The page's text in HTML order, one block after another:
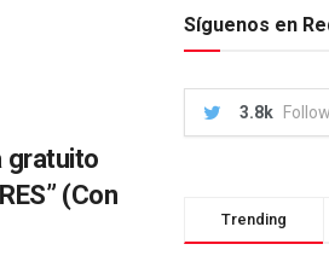
gratuito
(Con
Síguenos en
3.8k
Trending